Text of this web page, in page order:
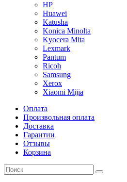
HP
Huawei
Katusha
Konica Minolta
Kyocera Mita
Lexmark
Pantum
Ricoh
Samsung
Xerox
Xiaomi Mijia
Оплата
Произвольная оплата
Доставка
Гарантии
Отзывы
Корзина